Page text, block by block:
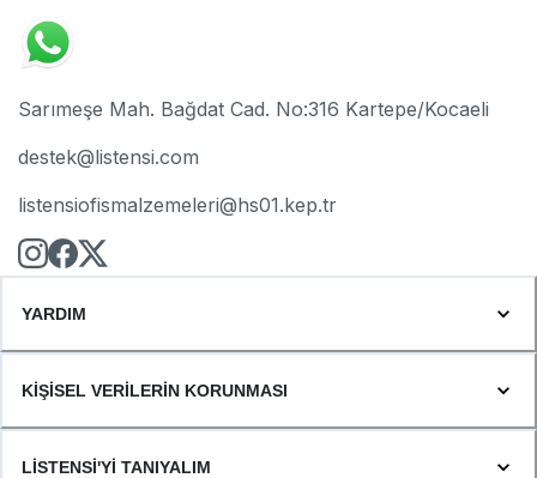
Sarımeşe Mah. Bağdat Cad. No:316 Kartepe/Kocaeli
destek@listensi.com
listensiofismalzemeleri@hs01.kep.tr
YARDIM
KİŞİSEL VERİLERİN KORUNMASI
LİSTENSİ'Yİ TANIYALIM